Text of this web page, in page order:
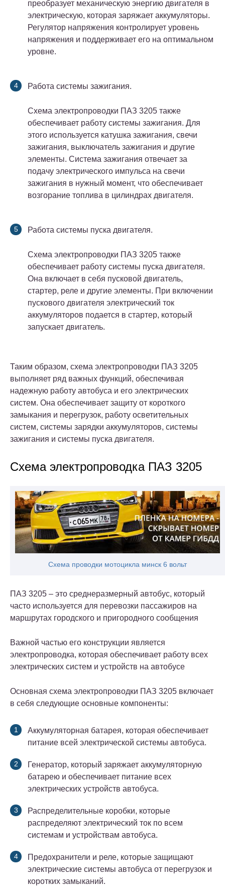
преобразует механическую энергию двигателя в
электрическую, которая заряжает аккумуляторы.
Регулятор напряжения контролирует уровень
напряжения и поддерживает его на оптимальном
уровне.
Работа системы зажигания.
Схема электропроводки ПАЗ 3205 также
обеспечивает работу системы зажигания. Для
этого используется катушка зажигания, свечи
зажигания, выключатель зажигания и другие
элементы. Система зажигания отвечает за
подачу электрического импульса на свечи
зажигания в нужный момент, что обеспечивает
возгорание топлива в цилиндрах двигателя.
Работа системы пуска двигателя.
Схема электропроводки ПАЗ 3205 также
обеспечивает работу системы пуска двигателя.
Она включает в себя пусковой двигатель,
стартер, реле и другие элементы. При включении
пускового двигателя электрический ток
аккумуляторов подается в стартер, который
запускает двигатель.
Таким образом, схема электропроводки ПАЗ 3205
выполняет ряд важных функций, обеспечивая
надежную работу автобуса и его электрических
систем. Она обеспечивает защиту от короткого
замыкания и перегрузок, работу осветительных
систем, системы зарядки аккумуляторов, системы
зажигания и системы пуска двигателя.
Схема электропроводка ПАЗ 3205
Схема проводки мотоцикла минск 6 вольт
ПАЗ 3205 – это среднеразмерный автобус, который
часто используется для перевозки пассажиров на
маршрутах городского и пригородного сообщения
Важной частью его конструкции является
электропроводка, которая обеспечивает работу всех
электрических систем и устройств на автобусе
Основная схема электропроводки ПАЗ 3205 включает
в себя следующие основные компоненты:
Аккумуляторная батарея, которая обеспечивает
питание всей электрической системы автобуса.
Генератор, который заряжает аккумуляторную
батарею и обеспечивает питание всех
электрических устройств автобуса.
Распределительные коробки, которые
распределяют электрический ток по всем
системам и устройствам автобуса.
Предохранители и реле, которые защищают
электрические системы автобуса от перегрузок и
коротких замыканий.